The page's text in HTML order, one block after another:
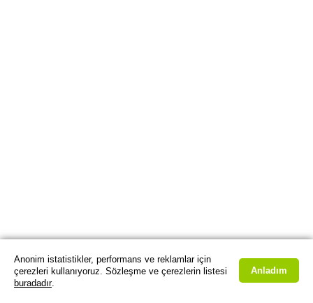
Anonim istatistikler, performans ve reklamlar için
çerezleri kullanıyoruz. Sözleşme ve çerezlerin listesi
buradadır.
Anladım